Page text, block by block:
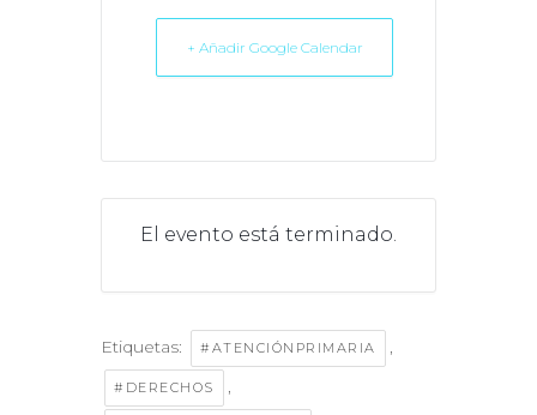
+ Añadir Google Calendar
El evento está terminado.
Etiquetas: #ATENCIÓNPRIMARIA ,
#DERECHOS ,